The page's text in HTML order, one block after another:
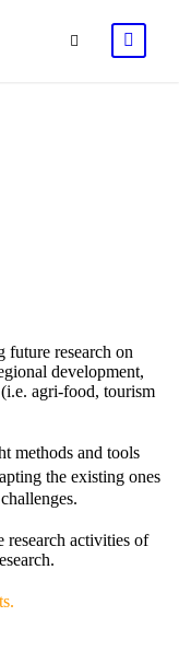
future research on
development,
agri-food, tourism
methods and tools
the existing ones
research activities of